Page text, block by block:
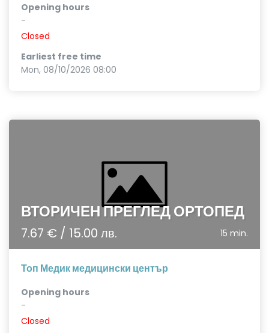
Opening hours
-
Closed
Earliest free time
Mon, 08/10/2026 08:00
ВТОРИЧЕН ПРЕГЛЕД ОРТОПЕД
7.67 € / 15.00 лв. 15 min.
Топ Медик медицински център
Opening hours
-
Closed